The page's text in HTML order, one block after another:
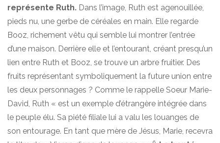
représente Ruth. Dans l’image, Ruth est agenouillée,
pieds nu, une gerbe de céréales en main. Elle regarde
Booz, richement vêtu qui semble lui montrer l’entrée
d’une maison. Derrière elle et l’entourant, créant presqu’un
lien entre Ruth et Booz, se trouve un arbre fruitier. Des
fruits représentant symboliquement la future union entre
les deux personnages ? Comme le rappelle Soeur Marie-
David, Ruth « est un exemple d’étrangère intégrée dans
le peuple élu. Sa piété filiale lui a valu les louanges de
son entourage. En tant que mère de Jésus, Marie, recevra